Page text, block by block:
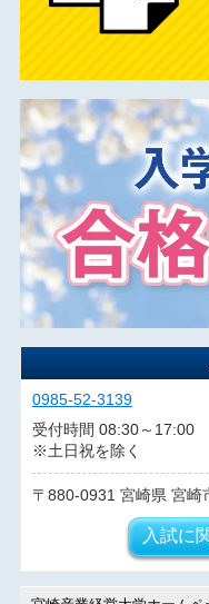
0985-52-3139
受付時間 08:30～17:00
※土日祝を除く
880-0931 宮崎県 宮崎
入試に